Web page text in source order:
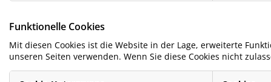
Funktionelle Cookies
Mit diesen Cookies ist die Website in der Lage, erweiterte
unseren Seiten verwenden. Wenn Sie diese Cookies nicht